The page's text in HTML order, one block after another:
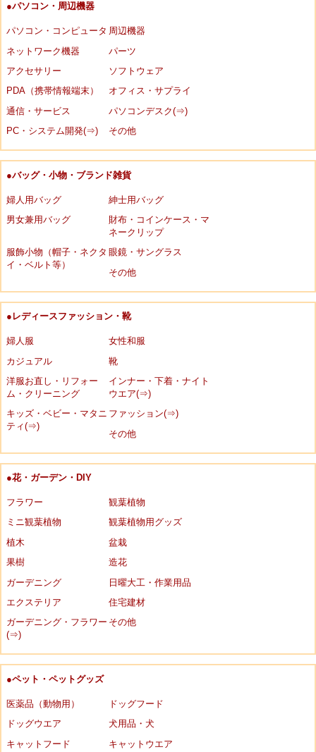
●パソコン・周辺機器
パソコン・コンピュータ 周辺機器
ネットワーク機器
パーツ
アクセサリー
ソフトウェア
PDA（携帯情報端末）
オフィス・サプライ
通信・サービス
パソコンデスク(⇒)
PC・システム開発(⇒)
その他
●バッグ・小物・ブランド雑貨
婦人用バッグ
紳士用バッグ
男女兼用バッグ
財布・コインケース・マ
ネークリップ
服飾小物（帽子・ネクタ
イ・ベルト等）
眼鏡・サングラス
その他
●レディースファッション・靴
婦人服
女性和服
カジュアル
靴
洋服お直し・リフォー
ム・クリーニング
インナー・下着・ナイト
ウエア(⇒)
キッズ・ベビー・マタニ
ティ(⇒)
ファッション(⇒)
その他
●花・ガーデン・DIY
フラワー
観葉植物
ミニ観葉植物
観葉植物用グッズ
植木
盆栽
果樹
造花
ガーデニング
日曜大工・作業用品
エクステリア
住宅建材
ガーデニング・フラワー
(⇒)
その他
●ペット・ペットグッズ
医薬品（動物用）
ドッグフード
ドッグウエア
犬用品・犬
キャットフード
キャットウエア